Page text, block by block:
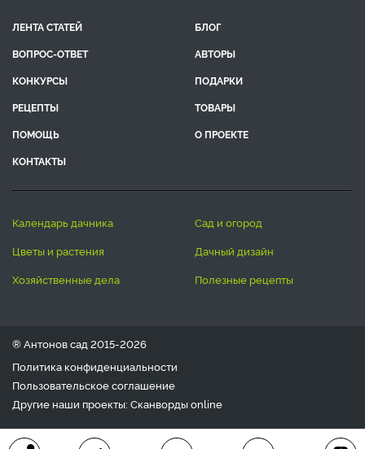
ЛЕНТА СТАТЕЙ
БЛОГ
ВОПРОС-ОТВЕТ
АВТОРЫ
КОНКУРСЫ
ПОДАРКИ
РЕЦЕПТЫ
ТОВАРЫ
ПОМОЩЬ
О ПРОЕКТЕ
КОНТАКТЫ
календарь дачника
сад и огород
цветы и растения
дачный дизайн
хозяйственные дела
полезные рецепты
® Антонов сад 2015-2026
Политика конфиденциальности
Пользовательское соглашение
Другие наши проекты: Сканвордыonline
Любое использование материала допускается только с
письменного согласия редакции